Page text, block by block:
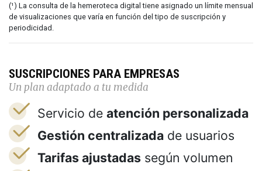
(¹) La consulta de la hemeroteca digital tiene asignado un límite mensual
de visualizaciones que varía en función del tipo de suscripción y
periodicidad.
SUSCRIPCIONES PARA EMPRESAS
Un plan adaptado a tu medida
Servicio de atención personalizada
Gestión centralizada de usuarios
Tarifas ajustadas según volumen